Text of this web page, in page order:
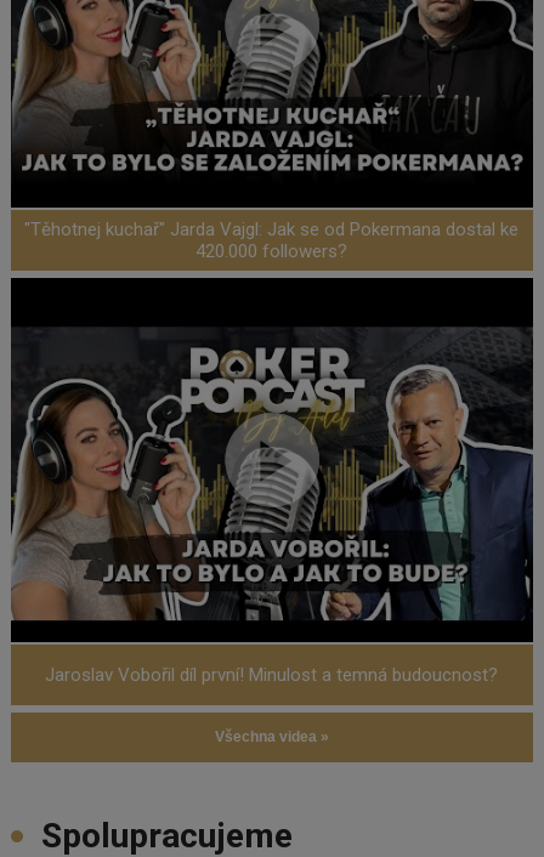
"Těhotnej kuchař" Jarda Vajgl: Jak se od Pokermana dostal ke
420.000 followers?
Jaroslav Vobořil díl první! Minulost a temná budoucnost?
Všechna videa »
Spolupracujeme